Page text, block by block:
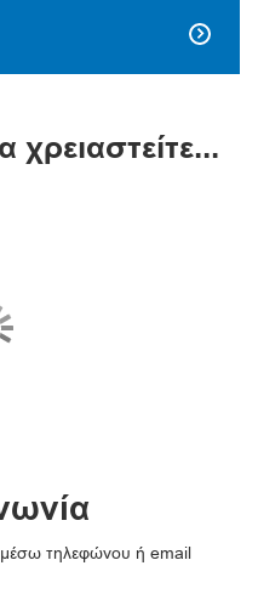

μέσω τηλεφώνου ή email